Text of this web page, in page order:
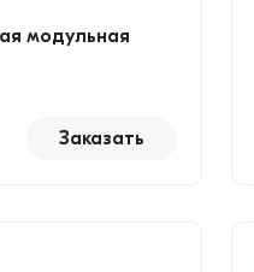
модульная
Заказать